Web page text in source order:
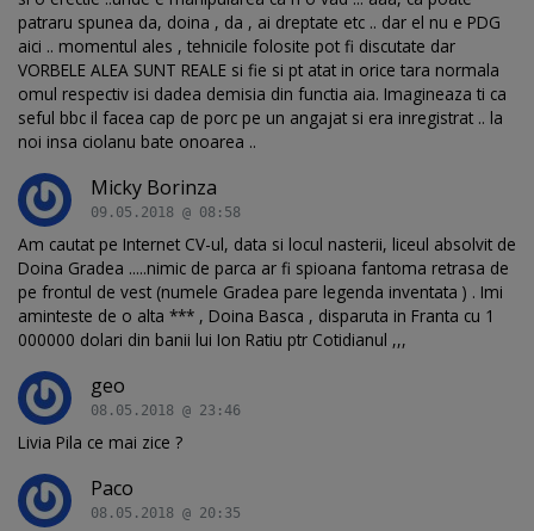
patraru spunea da, doina , da , ai dreptate etc .. dar el nu e PDG
aici .. momentul ales , tehnicile folosite pot fi discutate dar
VORBELE ALEA SUNT REALE si fie si pt atat in orice tara normala
omul respectiv isi dadea demisia din functia aia. Imagineaza ti ca
seful bbc il facea cap de porc pe un angajat si era inregistrat .. la
noi insa ciolanu bate onoarea ..
Micky Borinza
09.05.2018 @ 08:58
Am cautat pe Internet CV-ul, data si locul nasterii, liceul absolvit de
Doina Gradea .....nimic de parca ar fi spioana fantoma retrasa de
pe frontul de vest (numele Gradea pare legenda inventata ) . Imi
aminteste de o alta *** , Doina Basca , disparuta in Franta cu 1
000000 dolari din banii lui Ion Ratiu ptr Cotidianul ,,,
geo
08.05.2018 @ 23:46
Livia Pila ce mai zice ?
Paco
08.05.2018 @ 20:35